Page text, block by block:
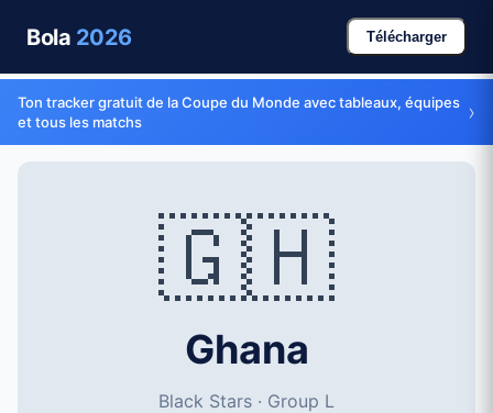
Bola 2026 Télécharger
Ton tracker gratuit de la Coupe du Monde avec tableaux, équipes
et tous les matchs
›
🇬🇭
Ghana
Black Stars · Group L